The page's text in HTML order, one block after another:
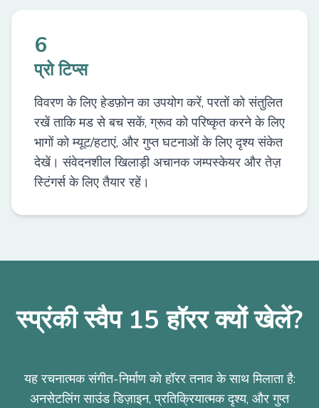
6
प्रो टिप्स
विवरण के लिए हेडफ़ोन का उपयोग करें, परतों को संतुलित
रखें ताकि मड से बच सकें, ग्रूव को परिष्कृत करने के लिए
भागों को म्यूट/हटाएं, और गुप्त घटनाओं के लिए दृश्य संकेत
देखें। संवेदनशील खिलाड़ी अचानक जम्पस्केयर और तेज़
स्टिंगर्स के लिए तैयार रहें।
स्प्रंकी स्वैप 15 हॉरर क्यों खेलें?
यह रचनात्मक संगीत-निर्माण को हॉरर तनाव के साथ मिलाता है:
अनसेटलिंग साउंड डिज़ाइन, प्रतिक्रियात्मक दृश्य, और गुप्त